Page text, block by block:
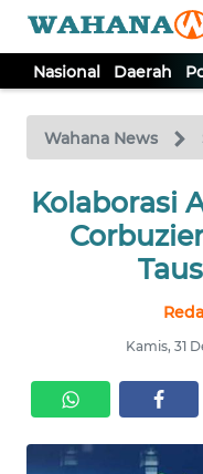
Nasional Daerah
Wahana News
Kolaborasi
Kamis, 31
TV
Tutup
NASIONAL
KRIMINAL
EKUIN